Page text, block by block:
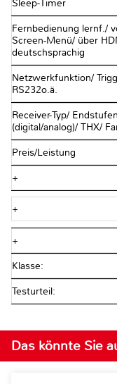
Sleep-Timer
Fernbedienung lernf./
Screen-Menü/ über
deutschsprachig
Netzwerkfunktion/
RS232o.ä.
Receiver-Typ/ Endstufen
(digital/analog)/ THX/
Preis/Leistung
+
+
+
Klasse:
Testurteil:
Das könnte Sie